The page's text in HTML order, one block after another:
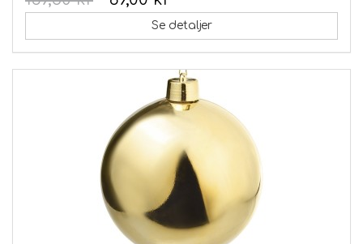
Se detaljer